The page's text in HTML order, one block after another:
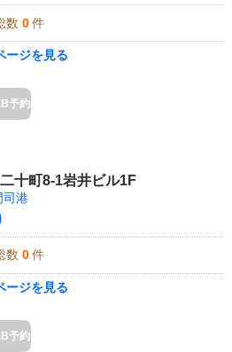
数 0 件
ージを見る
予約
十町8-1岩井ビル1F
司港
数 0 件
ージを見る
予約